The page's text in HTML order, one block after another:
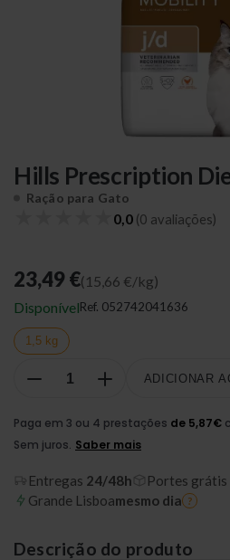
Hills Prescription
Ração para Gato
0,0 (0 avaliações)
23,49 €(15,66 €/kg)
DisponívelRef. 052742041636
1,5 kg
ADICIONAR
Entregas 24/48h Portes grátis
Grande Lisboamesmo dia ?
Descrição do produto